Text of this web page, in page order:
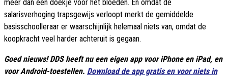
meer dan een doekje voor het bloeden. En omdat de
salarisverhoging trapsgewijs verloopt merkt de gemiddelde
basisschoolleraar er waarschijnlijk helemaal niets van, omdat de
koopkracht veel harder achteruit is gegaan.
Goed nieuws! DDS heeft nu een eigen app voor iPhone en iPad, en
voor Android-toestellen. Download de app gratis en voor niets in